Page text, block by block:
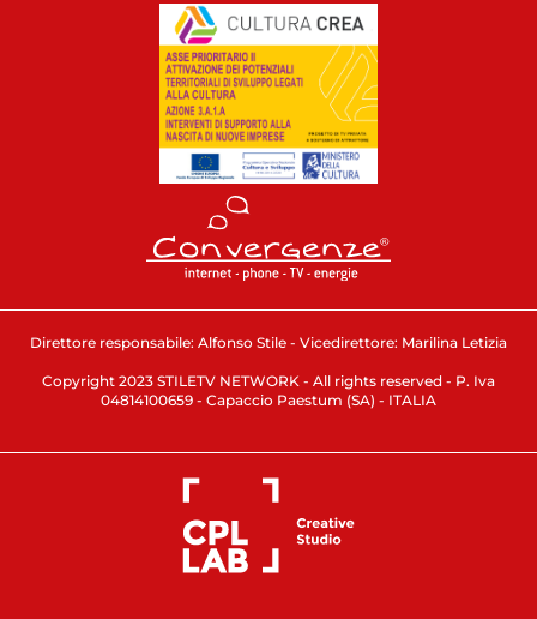
Direttore responsabile: Alfonso Stile - Vicedirettore: Marilina Letizia
Copyright 2023 STILETV NETWORK - All rights reserved - P. Iva
04814100659 - Capaccio Paestum (SA) - ITALIA